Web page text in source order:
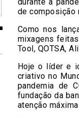
de composição
Como nos
mixagens
Tool, QOTSA,
Hoje o líder e
criativo no
pandemia de
fundação da
atenção